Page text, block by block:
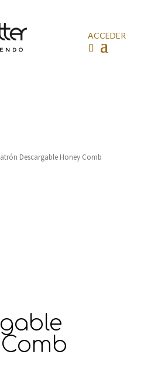
ACCEDER
Descargable Honey Comb